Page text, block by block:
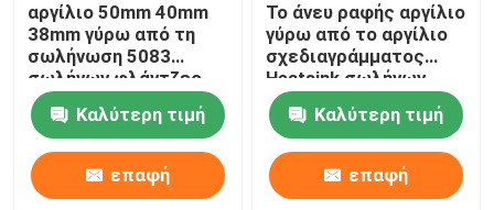
αργίλιο 50mm 40mm
38mm γύρω από τη
σωλήνωση 5083
σωλήνων φλάντζες
T5 7075 T6 για το
σωλήνα ελαίου
Καλύτερη τιμή
επαφή
Το άνευ ραφής αργίλιο
γύρω από το αργίλιο
σχεδιαγράμματος
Heatsink σωλήνων
σωλήνων που
εξωθήθηκε Knurled
25mm 45mm 70mm
Καλύτερη τιμή
επαφή